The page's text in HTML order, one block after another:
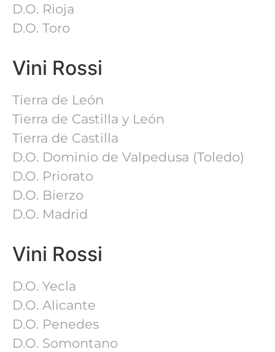
D.O. Rioja
D.O. Toro
Vini Rossi
Tierra de León
Tierra de Castilla y León
Tierra de Castilla
D.O. Dominio de Valpedusa (Toledo)
D.O. Priorato
D.O. Bierzo
D.O. Madrid
Vini Rossi
D.O. Yecla
D.O. Alicante
D.O. Penedes
D.O. Somontano